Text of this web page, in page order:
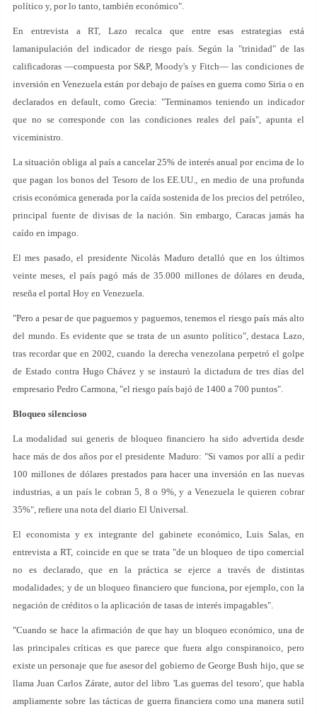
político y, por lo tanto, también económico".
En entrevista a RT, Lazo recalca que entre esas estrategias está
lamanipulación del indicador de riesgo país. Según la "trinidad" de las
calificadoras —compuesta por S&P, Moody's y Fitch— las condiciones de
inversión en Venezuela están por debajo de países en guerra como Siria o en
declarados en default, como Grecia: "Terminamos teniendo un indicador
que no se corresponde con las condiciones reales del país", apunta el
viceministro.
La situación obliga al país a cancelar 25% de interés anual por encima de lo
que pagan los bonos del Tesoro de los EE.UU., en medio de una profunda
crisis económica generada por la caída sostenida de los precios del petróleo,
principal fuente de divisas de la nación. Sin embargo, Caracas jamás ha
caído en impago.
El mes pasado, el presidente Nicolás Maduro detalló que en los últimos
veinte meses, el país pagó más de 35.000 millones de dólares en deuda,
reseña el portal Hoy en Venezuela.
"Pero a pesar de que paguemos y paguemos, tenemos el riesgo país más alto
del mundo. Es evidente que se trata de un asunto político", destaca Lazo,
tras recordar que en 2002, cuando la derecha venezolana perpetró el golpe
de Estado contra Hugo Chávez y se instauró la dictadura de tres días del
empresario Pedro Carmona, "el riesgo país bajó de 1400 a 700 puntos".
Bloqueo silencioso
La modalidad sui generis de bloqueo financiero ha sido advertida desde
hace más de dos años por el presidente Maduro: "Si vamos por allí a pedir
100 millones de dólares prestados para hacer una inversión en las nuevas
industrias, a un país le cobran 5, 8 o 9%, y a Venezuela le quieren cobrar
35%", refiere una nota del diario El Universal.
El economista y ex integrante del gabinete económico, Luis Salas, en
entrevista a RT, coincide en que se trata "de un bloqueo de tipo comercial
no es declarado, que en la práctica se ejerce a través de distintas
modalidades; y de un bloqueo financiero que funciona, por ejemplo, con la
negación de créditos o la aplicación de tasas de interés impagables".
"Cuando se hace la afirmación de que hay un bloqueo económico, una de
las principales críticas es que parece que fuera algo conspiranoico, pero
existe un personaje que fue asesor del gobierno de George Bush hijo, que se
llama Juan Carlos Zárate, autor del libro 'Las guerras del tesoro', que habla
ampliamente sobre las tácticas de guerra financiera como una manera sutil